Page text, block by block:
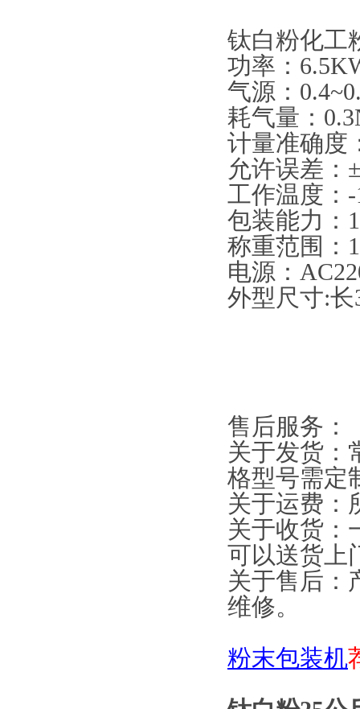
钛白粉化工
功率：
气源：
耗气量：
计量准确度
允许误差：
工作温度
包装能力：
称重范围：
电源：
外型尺寸:长
售后服务：
关于发货：
格型号需定
关于运费：
关于收货：
可以送货上
关于售后：
维修。
粉末包装机